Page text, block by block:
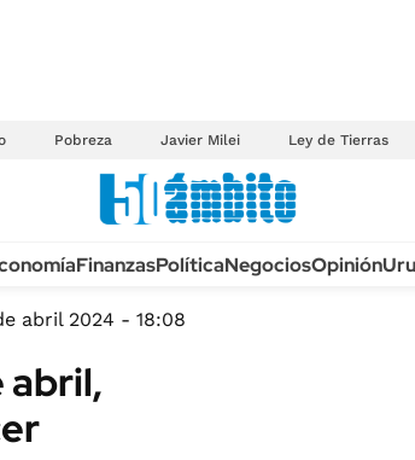
Pobreza Javier Milei Ley de Tierras
TECNOLOGÍA
MÉXICO
MUNDO
INFORMACIÓN GENERAL
FinanzasPolíticaNegociosOpinión
abril 2024 - 18:08
abril,